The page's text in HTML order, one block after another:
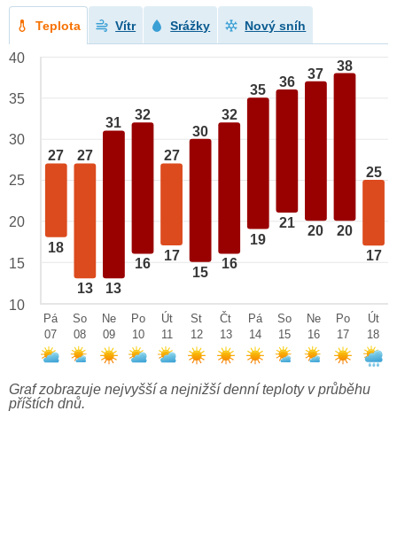
Teplota Vítr Srážky Nový sníh
27
18
27
13
31
13
32
16
27
17
30
15
32
16
35
19
36
21
37
20
38
20
25
17
40
35
30
25
20
15
10
Pá
07
So
08
Ne
09
Po
10
Út
11
St
12
Čt
13
Pá
14
So
15
Ne
16
Po
17
Út
18
Graf zobrazuje nejvyšší a nejnižší denní teploty v průběhu
příštích dnů.